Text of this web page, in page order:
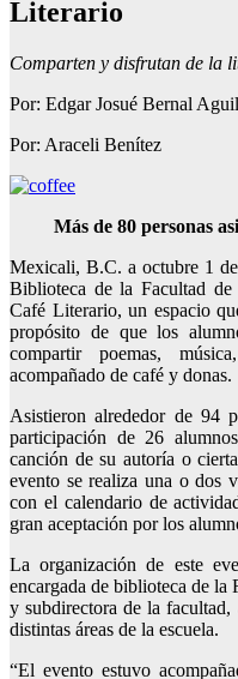
Literario
Comparten y disfrutan de la
Por: Edgar Josué Bernal
Por: Araceli Benítez
Más de 80 personas
Mexicali, B.C. a octubre 1
Biblioteca de la Facultad
Café Literario, un espacio
propósito de que los
compartir poemas,
acompañado de café y donas.
Asistieron alrededor de 94
participación de 26
canción de su autoría o
evento se realiza una o dos
con el calendario de
gran aceptación por los
La organización de este
encargada de biblioteca de
y subdirectora de la facultad,
distintas áreas de la escuela.
“El evento estuvo